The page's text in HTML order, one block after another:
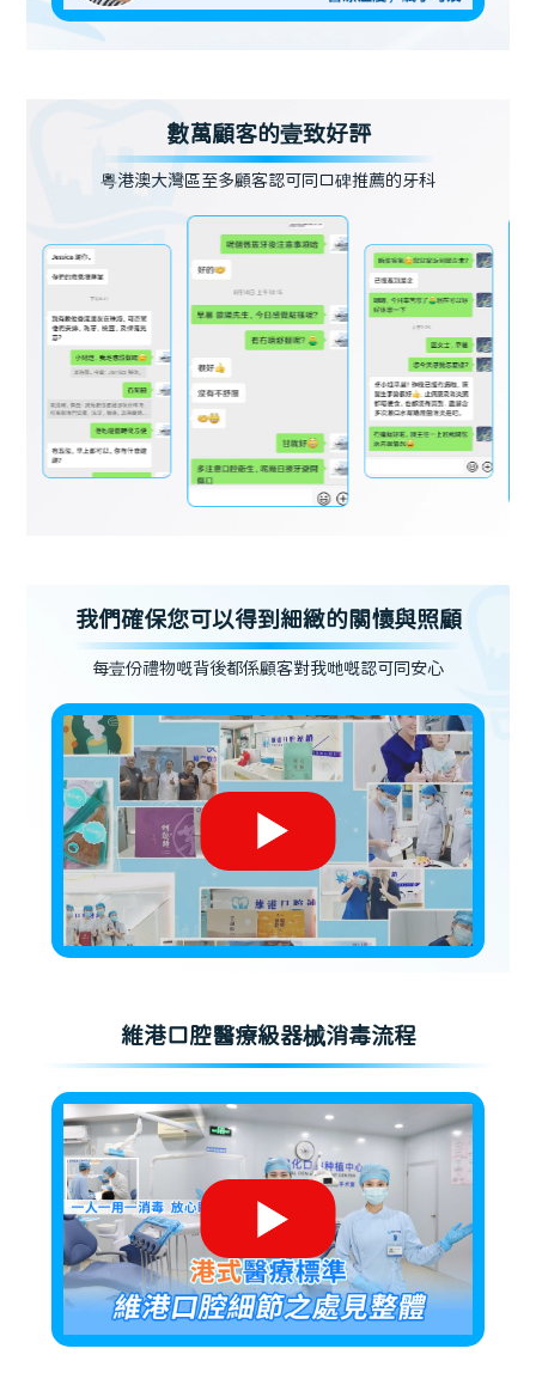
數萬顧客的壹致好評
粵港澳大灣區至多顧客認可同口碑推薦的牙科
我們確保您可以得到細緻的關懷與照顧
每壹份禮物嘅背後都係顧客對我哋嘅認可同安心
維港口腔醫療級器械消毒流程